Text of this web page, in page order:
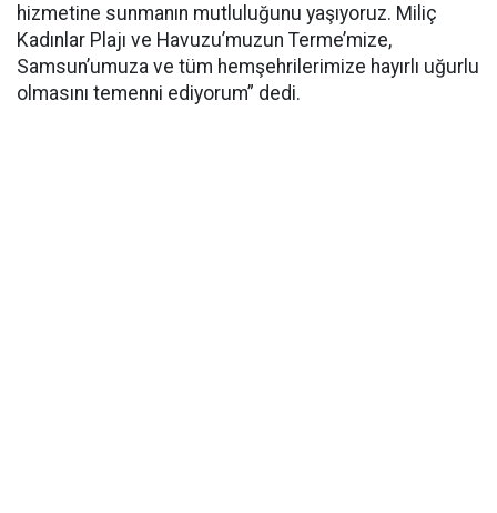
hizmetine sunmanın mutluluğunu yaşıyoruz. Miliç
Kadınlar Plajı ve Havuzu’muzun Terme’mize,
Samsun’umuza ve tüm hemşehrilerimize hayırlı uğurlu
olmasını temenni ediyorum” dedi.